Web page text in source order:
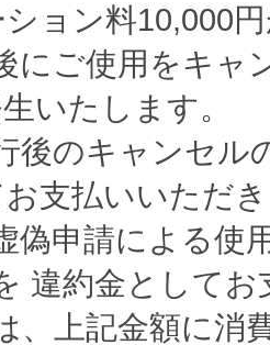
ョン料10,000
にご使用をキャ
いたします。
後のキャンセル
支払いいただ
偽申請による使
違約金として
、上記金額に消